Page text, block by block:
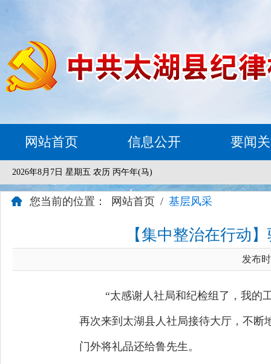
网站首页 信息公开 要闻
2026年8月7日 星期五 农历 丙午年(马)
您当前的位置： 网站首页 / 基层风采
【集中整治在行动
发布
“太感谢人社局和纪检组了，我的
再次来到太湖县人社局接待大厅，不断
门外将礼品还给鲁先生。